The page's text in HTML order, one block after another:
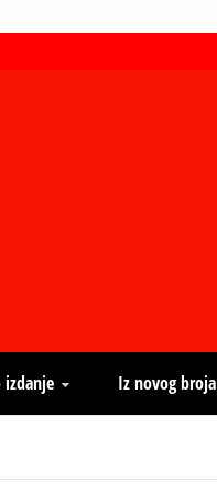
izdanje Iz novog broja